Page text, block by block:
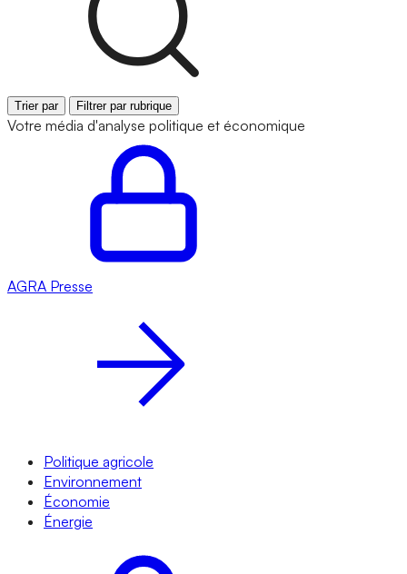
Trier par Filtrer par rubrique
Votre média d'analyse politique et économique
AGRA Presse
Politique agricole
Environnement
Économie
Énergie